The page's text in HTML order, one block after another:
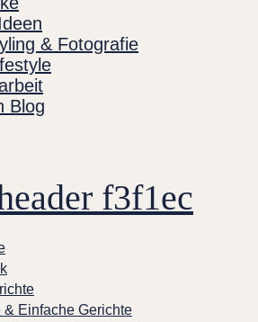
& Fotografie
Blog
& Einfache Gerichte